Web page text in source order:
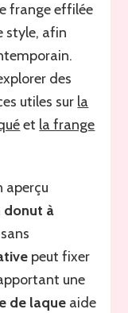
frange effilée
style, afin
des
utiles sur la
et la frange
aperçu
donut à
peut fixer
une
de laque aide